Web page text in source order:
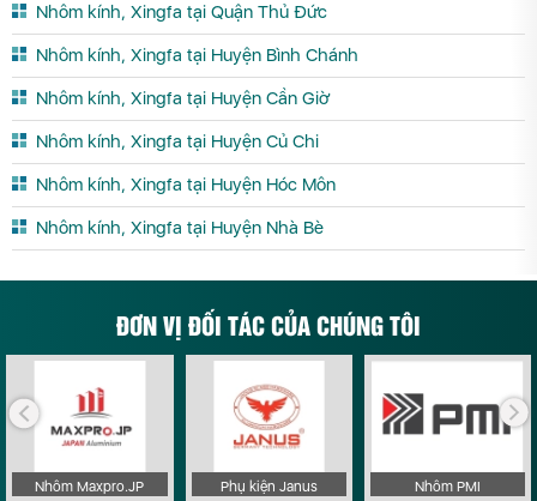
Nhôm kính, Xingfa tại Quận Thủ Đức
Nhôm kính, Xingfa tại Huyện Bình Chánh
Nhôm kính, Xingfa tại Huyện Cần Giờ
Nhôm kính, Xingfa tại Huyện Củ Chi
Nhôm kính, Xingfa tại Huyện Hóc Môn
Nhôm kính, Xingfa tại Huyện Nhà Bè
ĐƠN VỊ ĐỐI TÁC CỦA CHÚNG TÔI
Nhôm Maxpro.JP Phụ kiện Janus Nhôm PMI